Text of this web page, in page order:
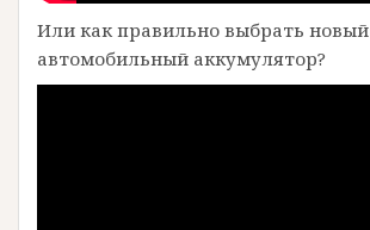
Или как правильно выбрать новый
автомобильный аккумулятор?